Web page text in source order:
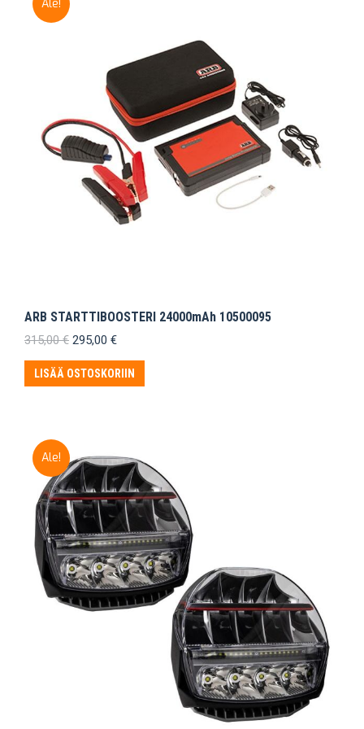
Ale!
ARB STARTTIBOOSTERI 24000mAh 10500095
315,00€ Alkuperäinen
oli:
315,00 €.
295,00 €Nykyinen
on:
295,00 €.
LISÄÄ OSTOSKORIIN
Ale!